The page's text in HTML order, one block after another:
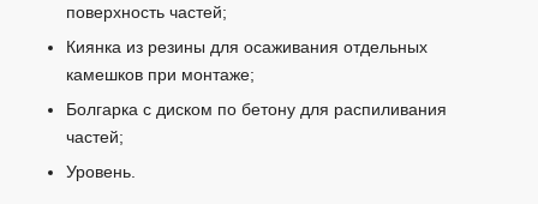
поверхность частей;
Киянка из резины для осаживания отдельных
камешков при монтаже;
Болгарка с диском по бетону для распиливания
частей;
Уровень.